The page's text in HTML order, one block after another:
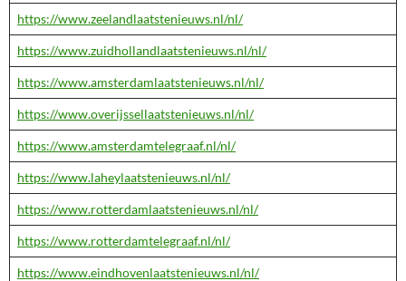
https://www.zeelandlaatstenieuws.nl/nl/
https://www.zuidhollandlaatstenieuws.nl/nl/
https://www.amsterdamlaatstenieuws.nl/nl/
https://www.overijssellaatstenieuws.nl/nl/
https://www.amsterdamtelegraaf.nl/nl/
https://www.laheylaatstenieuws.nl/nl/
https://www.rotterdamlaatstenieuws.nl/nl/
https://www.rotterdamtelegraaf.nl/nl/
https://www.eindhovenlaatstenieuws.nl/nl/